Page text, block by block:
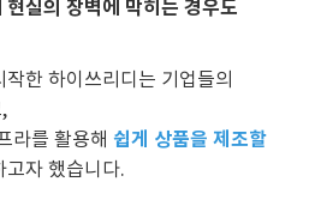
실의 장벽에 막히는 경우도
한 하이쓰리디는 기업들의
라를 활용해 쉽게 상품을 제조할
고자 했습니다.